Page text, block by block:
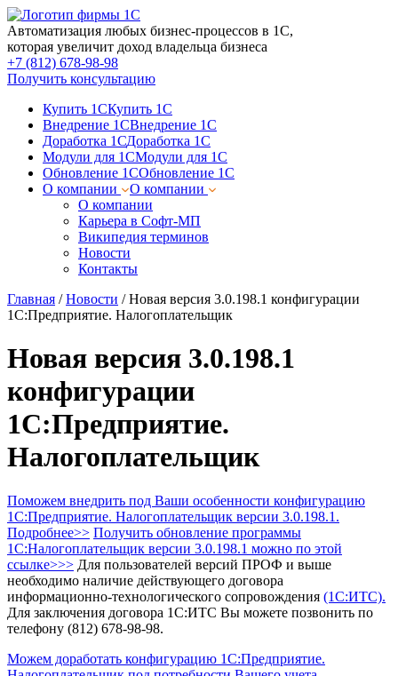
Автоматизация любых бизнес-процессов в 1С,
которая увеличит доход владельца бизнеса
+7 (812) 678-98-98
Получить консультацию
Купить 1СКупить 1С
Внедрение 1СВнедрение 1С
Доработка 1СДоработка 1С
Модули для 1СМодули для 1С
Обновление 1СОбновление 1С
О компании
О компании
О компании
Карьера в Софт-МП
Википедия терминов
Новости
Контакты
Главная /Новости /Новая версия 3.0.198.1 конфигурации
1С:Предприятие. Налогоплательщик
Новая версия 3.0.198.1
конфигурации
1С:Предприятие.
Налогоплательщик
Поможем внедрить под Ваши особенности конфигурацию
1С:Предприятие. Налогоплательщик версии 3.0.198.1.
Подробнее>> Получить обновление программы
1С:Налогоплательщик версии 3.0.198.1 можно по этой
ссылке>>> Для пользователей версий ПРОФ и выше
необходимо наличие действующего договора
информационно-технологического сопровождения (1С:ИТС).
Для заключения договора 1С:ИТС Вы можете позвонить по
телефону (812) 678-98-98.
Можем доработать конфигурацию 1С:Предприятие.